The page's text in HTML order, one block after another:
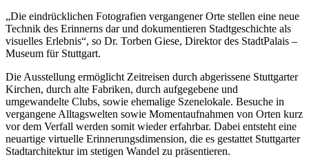
„Die eindrücklichen Fotografien vergangener Orte stellen eine neue
Technik des Erinnerns dar und dokumentieren Stadtgeschichte als
visuelles Erlebnis“, so Dr. Torben Giese, Direktor des StadtPalais –
Museum für Stuttgart.
Die Ausstellung ermöglicht Zeitreisen durch abgerissene Stuttgarter
Kirchen, durch alte Fabriken, durch aufgegebene und
umgewandelte Clubs, sowie ehemalige Szenelokale. Besuche in
vergangene Alltagswelten sowie Momentaufnahmen von Orten kurz
vor dem Verfall werden somit wieder erfahrbar. Dabei entsteht eine
neuartige virtuelle Erinnerungsdimension, die es gestattet Stuttgarter
Stadtarchitektur im stetigen Wandel zu präsentieren.